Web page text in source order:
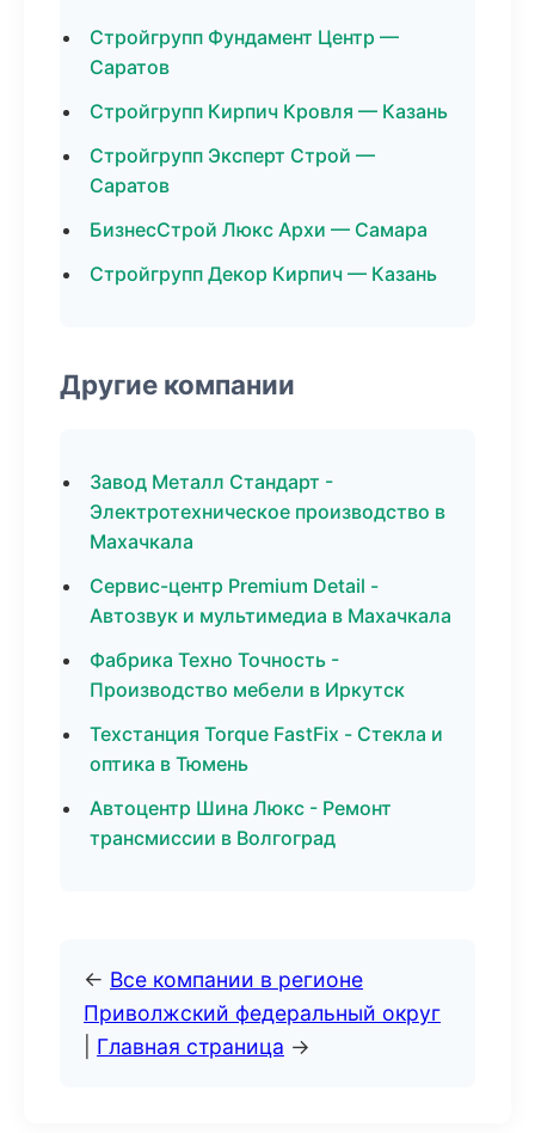
Стройгрупп Фундамент Центр —
Саратов
Стройгрупп Кирпич Кровля — Казань
Стройгрупп Эксперт Строй —
Саратов
БизнесСтрой Люкс Архи — Самара
Стройгрупп Декор Кирпич — Казань
Другие компании
Завод Металл Стандарт -
Электротехническое производство в
Махачкала
Сервис-центр Premium Detail -
Автозвук и мультимедиа в Махачкала
Фабрика Техно Точность -
Производство мебели в Иркутск
Техстанция Torque FastFix - Стекла и
оптика в Тюмень
Автоцентр Шина Люкс - Ремонт
трансмиссии в Волгоград
← Все компании в регионе
Приволжский федеральный округ
Главная страница →